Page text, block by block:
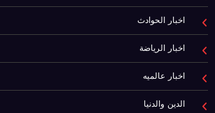
اخبار الحوادث
اخبار الرياضة
اخبار عالميه
الدين والدنيا